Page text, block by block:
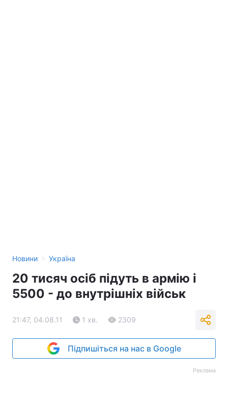
Новини › Україна
20 тисяч осіб підуть в армію і
5500 - до внутрішніх військ
21:47, 04.08.11 1 хв. 2309
Підпишіться на нас в Google
Реклама